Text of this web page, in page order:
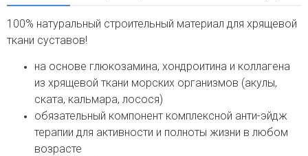
100% натуральный строительный материал для хрящевой
ткани суставов!
на основе глюкозамина, хондроитина и коллагена
из хрящевой ткани морских организмов (акулы,
ската, кальмара, лосося)
обязательный компонент комплексной анти-эйдж
терапии для активности и полноты жизни в любом
возрасте